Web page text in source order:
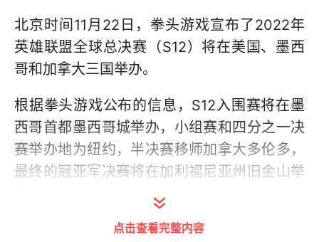
北京时间11月22日，拳头游戏宣布了2022年
英雄联盟全球总决赛（S12）将在美国、墨西
哥和加拿大三国举办。
根据拳头游戏公布的信息，S12入围赛将在墨
西哥首都墨西哥城举办，小组赛和四分之一决
赛举办地为纽约，半决赛移师加拿大多伦多，
最终的冠亚军决赛将在加利福尼亚州旧金山举
这是拳头游戏首次在北美多个国家举办的全球
点击查看完整内容